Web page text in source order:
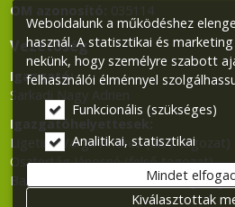
OM azonosító: 035114
Vezetőség
Igazgató:
Sarkadi Nagy Adrien
Igazgatóhelyettesek:
Ligetiné Varga Andrea (alsó tagozat)
Osztertág Jánosné (felső tagozat)
Balla Klára (Német Nemzetiségi
Weboldalunk a működéshez
használ. A statisztikai és
nekünk, hogy személyre szabott
felhasználói élménnyel
Funkcionális (szükséges)
Analitikai, statisztikai
Mindet
Kiválasztottak